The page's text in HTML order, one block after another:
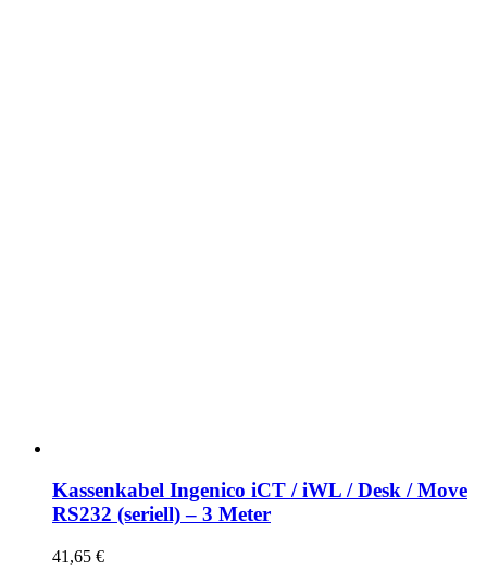
Kassenkabel Ingenico iCT / iWL / Desk / Move
RS232 (seriell) – 3 Meter
41,65 €